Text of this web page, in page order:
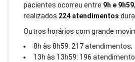
pacientes ocorreu entre 9h e 9h59
realizados 224 atendimentos
Outros horários com grande
8h às 8h59: 217 atendimentos;
13h às 13h59: 196